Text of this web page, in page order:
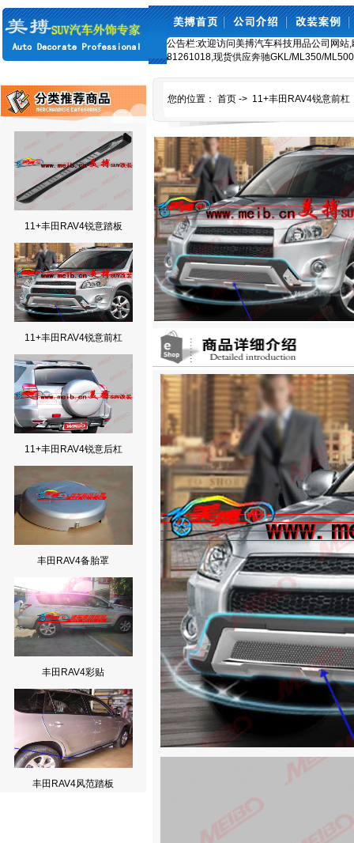
公告栏:欢迎访问美搏汽车科技用品公司网
81261018,现货供应奔驰GKL/ML350/
11+丰田RAV4锐意踏板
11+丰田RAV4锐意前杠
11+丰田RAV4锐意后杠
丰田RAV4备胎罩
丰田RAV4彩贴
丰田RAV4风范踏板
您的位置： 首页 -> 11+丰田RAV4锐意前杠